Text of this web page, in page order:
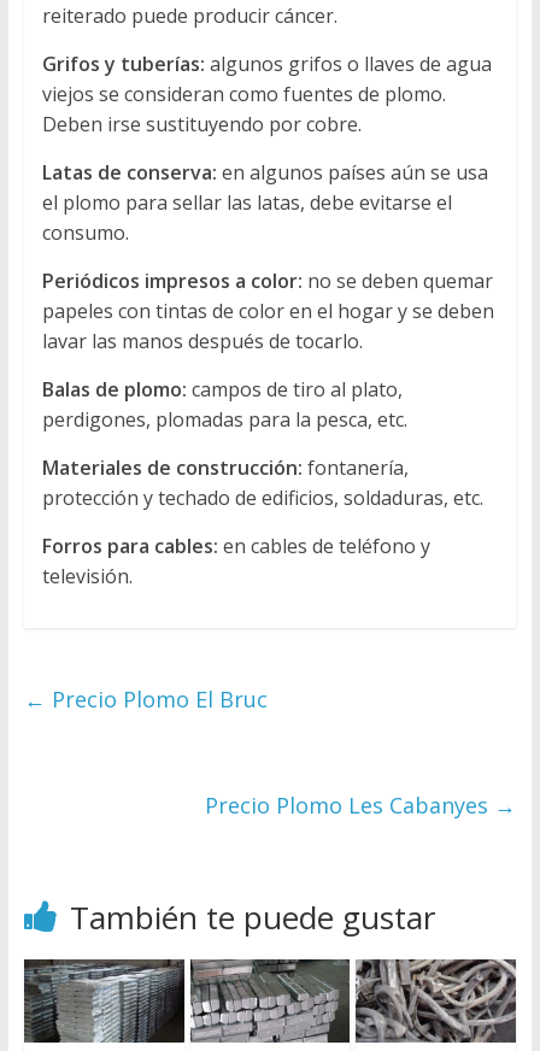
reiterado puede producir cáncer.
Grifos y tuberías: algunos grifos o llaves de agua
viejos se consideran como fuentes de plomo.
Deben irse sustituyendo por cobre.
Latas de conserva: en algunos países aún se usa
el plomo para sellar las latas, debe evitarse el
consumo.
Periódicos impresos a color: no se deben quemar
papeles con tintas de color en el hogar y se deben
lavar las manos después de tocarlo.
Balas de plomo: campos de tiro al plato,
perdigones, plomadas para la pesca, etc.
Materiales de construcción: fontanería,
protección y techado de edificios, soldaduras, etc.
Forros para cables: en cables de teléfono y
televisión.
← Precio Plomo El Bruc
Precio Plomo Les Cabanyes →
También te puede gustar